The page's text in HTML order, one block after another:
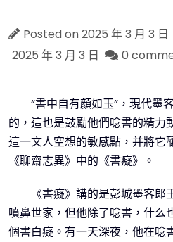
Posted on2025 年 3 月 3 日
2025 年 3 月 3 日
0
“書中自有顏如玉”，現代墨
的，這也是鼓勵他們唸書的精力
這一文人空想的敏感點，并將它
《聊齋志異》中的《書癡》。
《書癡》講的是彭城墨客
噴鼻世家，但他除了唸書，什么
個書白癡。有一天深夜，他在唸